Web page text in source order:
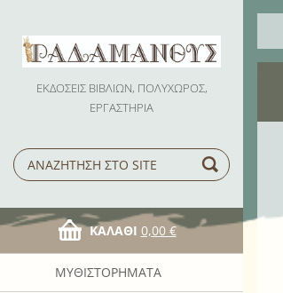
ΕΚΔΟΣΕΙΣ ΒΙΒΛΙΩΝ, ΠΟΛΥΧΩΡΟΣ,
ΕΡΓΑΣΤΗΡΙΑ
ΚΑΛΆΘΙ 0,00 €
ΜΥΘΙΣΤΟΡΉΜΑΤΑ